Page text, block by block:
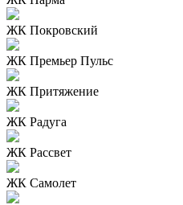
ЖК Покровский
ЖК Премьер Пульс
ЖК Притяжение
ЖК Радуга
ЖК Рассвет
ЖК Самолет